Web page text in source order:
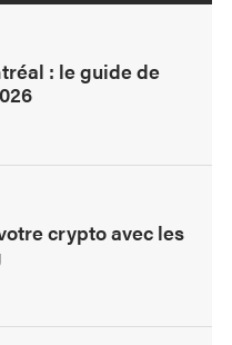
: le guide de
crypto avec les